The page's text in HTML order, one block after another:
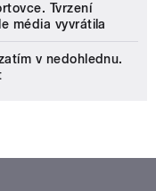
Tvrzení
média vyvrátila
v nedohlednu.